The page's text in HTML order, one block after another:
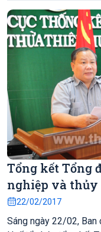
Tổng kết Tổng
nghiệp và thủy
22/02/2017
Sáng ngày 22/02,